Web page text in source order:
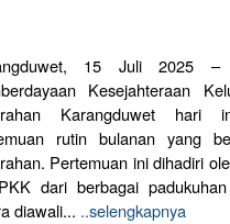
15 Juli 2025 –
Kesejahteraan
Karangduwet hari
rutin bulanan yang
Pertemuan ini dihadiri
dari berbagai
diawali... ..selengkapnya